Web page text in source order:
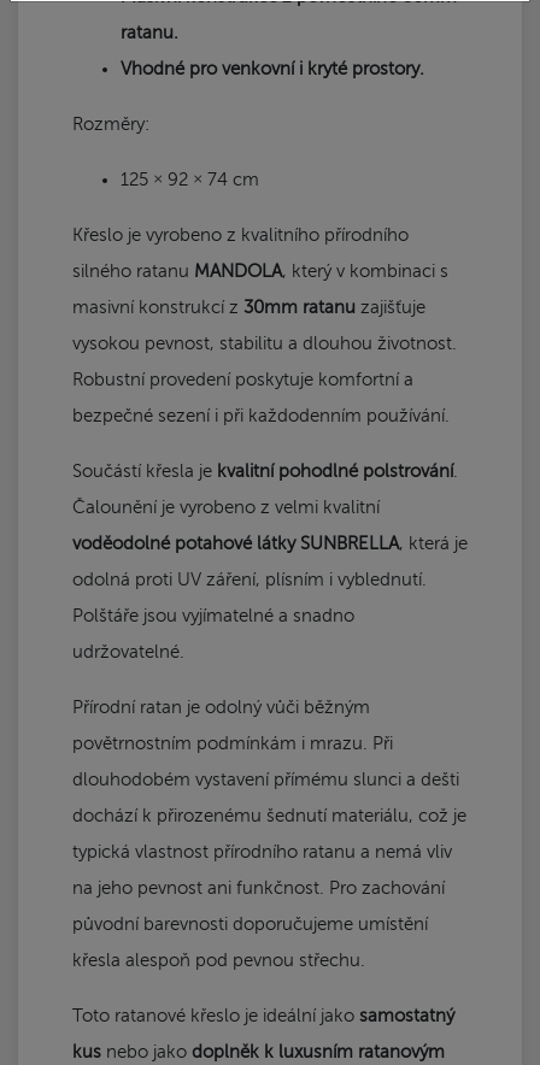
ratanu.
Vhodné pro venkovní i kryté prostory.
Rozměry:
125 × 92 × 74 cm
Křeslo je vyrobeno z kvalitního přírodního
silného ratanu MANDOLA, který v kombinaci s
masivní konstrukcí z 30mm ratanu zajišťuje
vysokou pevnost, stabilitu a dlouhou životnost.
Robustní provedení poskytuje komfortní a
bezpečné sezení i při každodenním používání.
Součástí křesla je kvalitní pohodlné polstrování.
Čalounění je vyrobeno z velmi kvalitní
voděodolné potahové látky SUNBRELLA, která je
odolná proti UV záření, plísním i vyblednutí.
Polštáře jsou vyjímatelné a snadno
udržovatelné.
Přírodní ratan je odolný vůči běžným
povětrnostním podmínkám i mrazu. Při
dlouhodobém vystavení přímému slunci a dešti
dochází k přirozenému šednutí materiálu, což je
typická vlastnost přírodního ratanu a nemá vliv
na jeho pevnost ani funkčnost. Pro zachování
původní barevnosti doporučujeme umístění
křesla alespoň pod pevnou střechu.
Toto ratanové křeslo je ideální jako samostatný
kus nebo jako doplněk k luxusním ratanovým